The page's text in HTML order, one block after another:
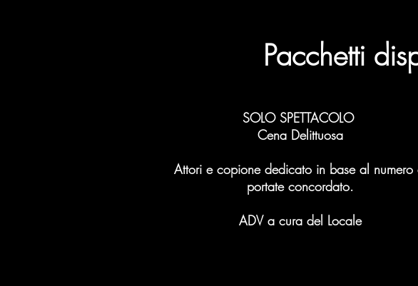
Pacchetti
SOLO SPETTACOLO
Cena Delittuosa
Attori e copione dedicato in base al numero
portate concordato.
ADV a cura del Locale